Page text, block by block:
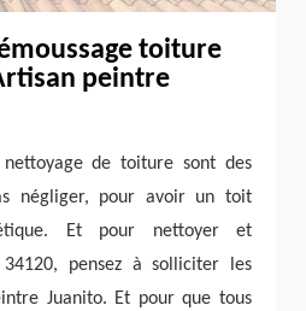
toiture
peintre
de toiture sont des
négliger, pour avoir un toit
Et pour nettoyer et
pensez à solliciter les
Juanito. Et pour que tous